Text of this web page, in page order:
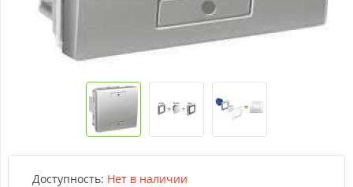
Доступность: Нет в наличии